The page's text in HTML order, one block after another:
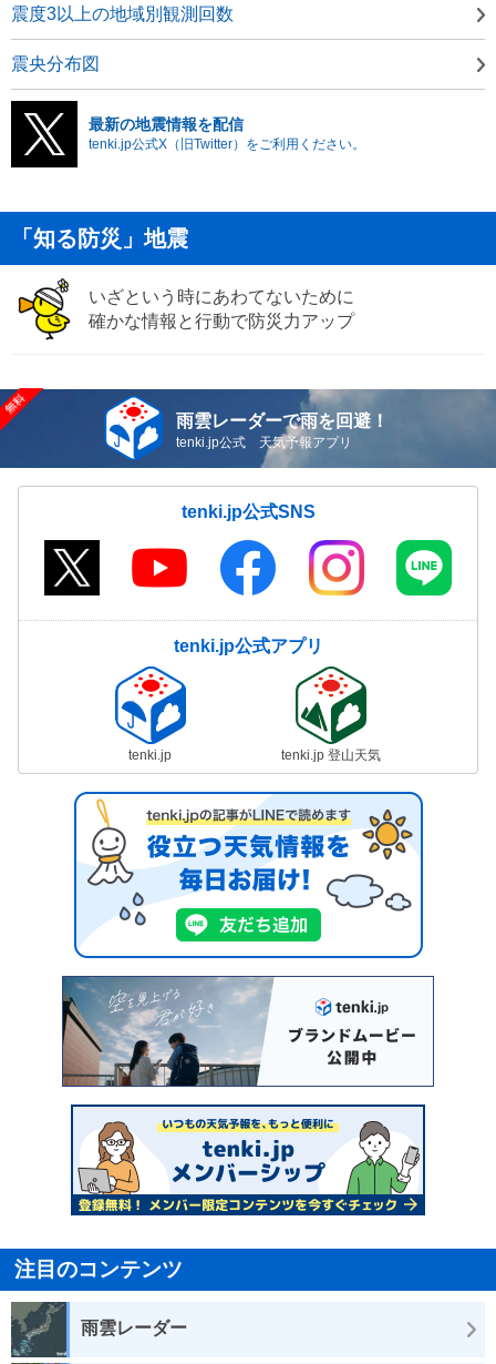
震度3以上の地域別観測回数
震央分布図
最新の地震情報を配信
tenki.jp公式X（旧Twitter）をご利用ください。
「知る防災」地震
いざという時にあわてないために
確かな情報と行動で防災力アップ
雨雲レーダーで雨を回避！
tenki.jp公式 天気予報アプリ
tenki.jp公式SNS
tenki.jp公式アプリ
tenki.jp tenki.jp 登山天気
注目のコンテンツ
雨雲レーダー